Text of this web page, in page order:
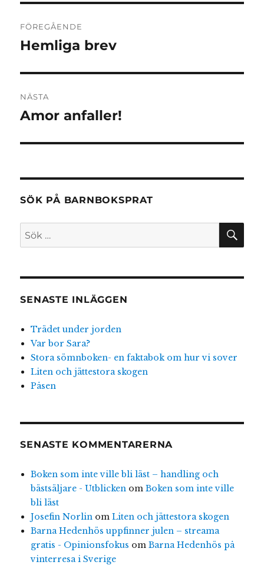
FÖREGÅENDE
Föregående
Hemliga brev
NÄSTA
Nästa
Amor anfaller!
SÖK PÅ BARNBOKSPRAT
Sök
SENASTE INLÄGGEN
Trädet under jorden
Var bor Sara?
Stora sömnboken- en faktabok om hur vi sover
Liten och jättestora skogen
Påsen
SENASTE KOMMENTARERNA
Boken som inte ville bli läst – handling och
bästsäljare - Utblickenom Boken som inte ville
bli läst
Josefin Norlinom Liten och jättestora skogen
Barna Hedenhös uppfinner julen – streama
gratis - Opinionsfokus om Barna Hedenhös på
vinterresa i Sverige